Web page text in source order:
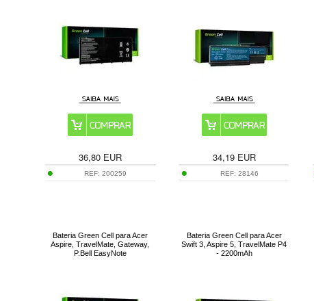
36,80EUR
REF: 200259
34,19EUR
REF: 28146
Bateria Green Cell para Acer
Aspire, TravelMate, Gateway,
P.Bell EasyNote
Bateria Green Cell para Acer
Swift 3, Aspire 5, TravelMate P4
- 2200mAh